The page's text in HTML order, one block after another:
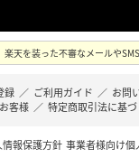
楽天を装った不審なメールや
録 ／ ご利用ガイド ／ お問
客様 ／ 特定商取引法に基
情報保護方針 事業者様向け